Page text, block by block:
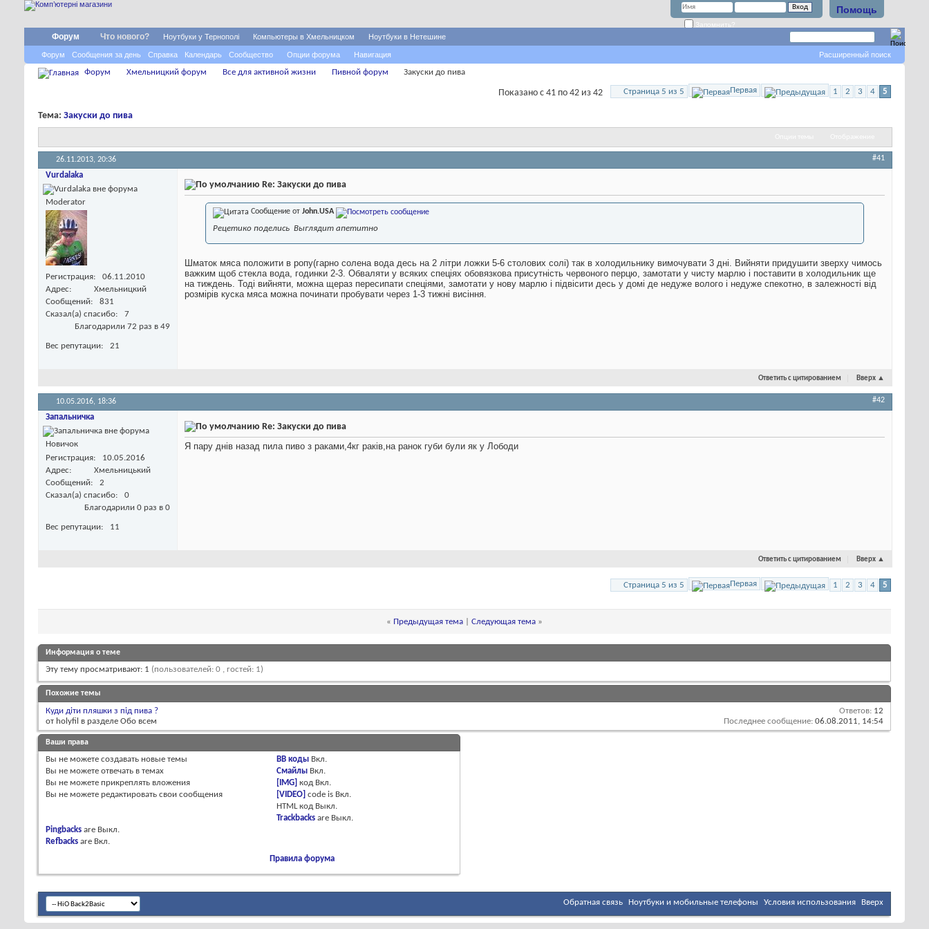
Помощь
Запомнить?
Форум
Форум Сообщения за день Справка Календарь Сообщество Опции форума Навигация
Что нового? Ноутбуки у Тернополі Компьютеры в Хмельницком Ноутбуки в Нетешине
Расширенный поиск
Форум Хмельницкий форум Все для активной жизни Пивной форум Закуски до пива
Страница 5 из 5 Первая 1 2 3 4 5
Показано с 41 по 42 из 42
Тема: Закуски до пива
26.11.2013, 20:36 #41
Vurdalaka
Moderator
Регистрация
06.11.2010
Адрес
Хмельницкий
Сообщений
831
Сказал(а) спасибо
7
Благодарили 72 раз в 49
Вес репутации 21
Re: Закуски до пива
Сообщение от John.USA
Рецетико поделись Выглядит апетитно
Шматок мяса положити в ропу(гарно солена вода десь на 2 літри ложки 5-6 столових солі) так в холодильнику вимочувати 3 дні. Вийняти придушити зверху чимось
важким щоб стекла вода, годинки 2-3. Обваляти у всяких спеціях обовязкова присутність червоного перцю, замотати у чисту марлю і поставити в холодильник ще
на тиждень. Тоді вийняти, можна щераз пересипати спеціями, замотати у нову марлю і підвісити десь у домі де недуже волого і недуже спекотно, в залежності від
розмірів куска мяса можна починати пробувати через 1-3 тижні висіння.
Ответить с цитированием Вверх ▲
10.05.2016, 18:36 #42
Запальничка
Новичок
Регистрация
10.05.2016
Адрес
Хмельницький
Сообщений
2
Сказал(а) спасибо
0
Благодарили 0 раз в 0
Вес репутации 11
Re: Закуски до пива
Я пару днів назад пила пиво з раками,4кг раків,на ранок губи були як у Лободи
Ответить с цитированием Вверх ▲
Страница 5 из 5 Первая 1 2 3 4 5
« Предыдущая тема Следующая тема »
Информация о теме
Эту тему просматривают: 1 (пользователей: 0 , гостей: 1)
Похожие темы
Куди діти пляшки з під пива ?
от holyfil в разделе Обо всем
Ответов: 12
Последнее сообщение: 06.08.2011, 14:54
Ваши права
Вы не можете создавать новые темы
Вы не можете отвечать в темах
Вы не можете прикреплять вложения
Вы не можете редактировать свои сообщения
BB коды Вкл.
Смайлы Вкл.
[IMG] код Вкл.
[VIDEO] code is Вкл.
HTML код Выкл.
Trackbacks are Выкл.
Pingbacks are Выкл.
Refbacks are Вкл.
Правила форума
Обратная связь Ноутбуки и мобильные телефоны Условия использования Вверх